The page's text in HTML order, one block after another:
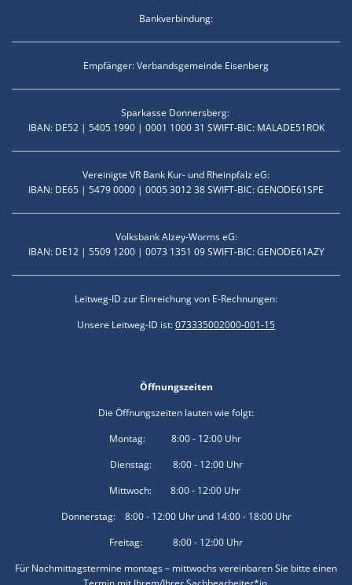
Bankverbindung:
Empfänger: Verbandsgemeinde Eisenberg
Sparkasse Donnersberg:
IBAN: DE52 | 5405 1990 | 0001 1000 31 SWIFT-BIC: MALADE51ROK
Vereinigte VR Bank Kur- und Rheinpfalz eG:
IBAN: DE65 | 5479 0000 | 0005 3012 38 SWIFT-BIC: GENODE61SPE
Volksbank Alzey-Worms eG:
IBAN: DE12 | 5509 1200 | 0073 1351 09 SWIFT-BIC: GENODE61AZY
Leitweg-ID zur Einreichung von E-Rechnungen:
Unsere Leitweg-ID ist:073335002000-001-15
Öffnungszeiten
Die Öffnungszeiten lauten wie folgt:
Montag: 8:00 - 12:00 Uhr
Dienstag: 8:00 - 12:00 Uhr
Mittwoch: 8:00 - 12:00 Uhr
Donnerstag: 8:00 - 12:00 Uhr und 14:00 - 18:00 Uhr
Freitag: 8:00 - 12:00 Uhr
Für Nachmittagstermine montags – mittwochs vereinbaren Sie bitte einen